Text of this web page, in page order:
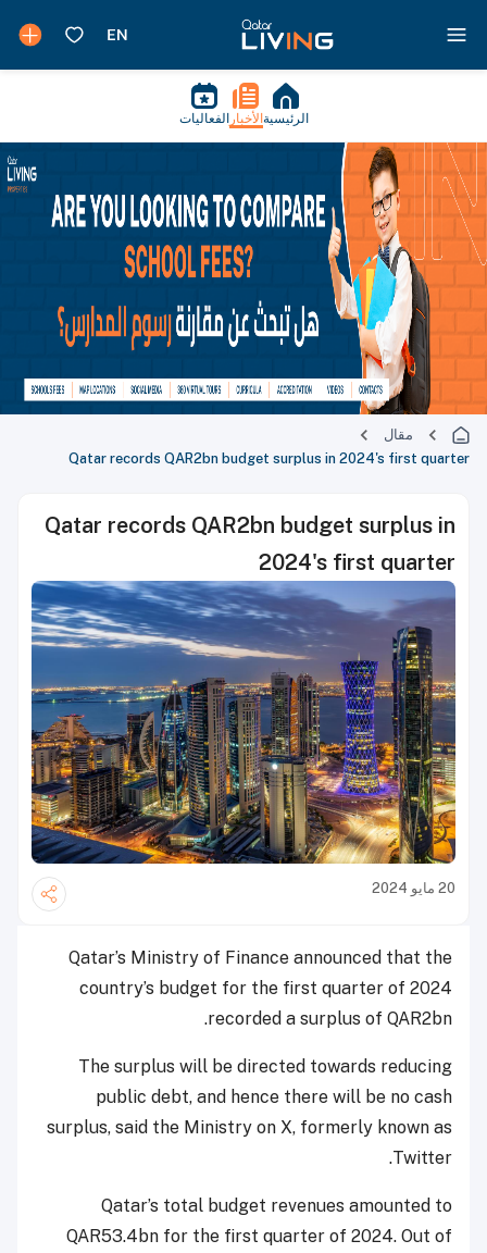
الرئيسية الأخبار الفعاليات
مقال
Qatar records QAR2bn budget surplus in 2024's first quarter
Qatar records QAR2bn budget surplus in
2024's first quarter
20 مايو 2024
Qatar’s Ministry of Finance announced that the
country’s budget for the first quarter of 2024
recorded a surplus of QAR2bn.
The surplus will be directed towards reducing
public debt, and hence there will be no cash
surplus, said the Ministry on X, formerly known as
Twitter.
Qatar’s total budget revenues amounted to
QAR53.4bn for the first quarter of 2024. Out of